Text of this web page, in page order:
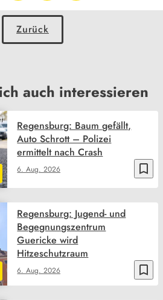
Zurück
auch interessieren
bookmark_border
6. Aug. 2026
Regensburg: Baum gefällt,
Auto Schrott – Polizei
ermittelt nach Crash
bookmark_border
6. Aug. 2026
Regensburg: Jugend- und
Begegnungszentrum
Guericke wird
Hitzeschutzraum